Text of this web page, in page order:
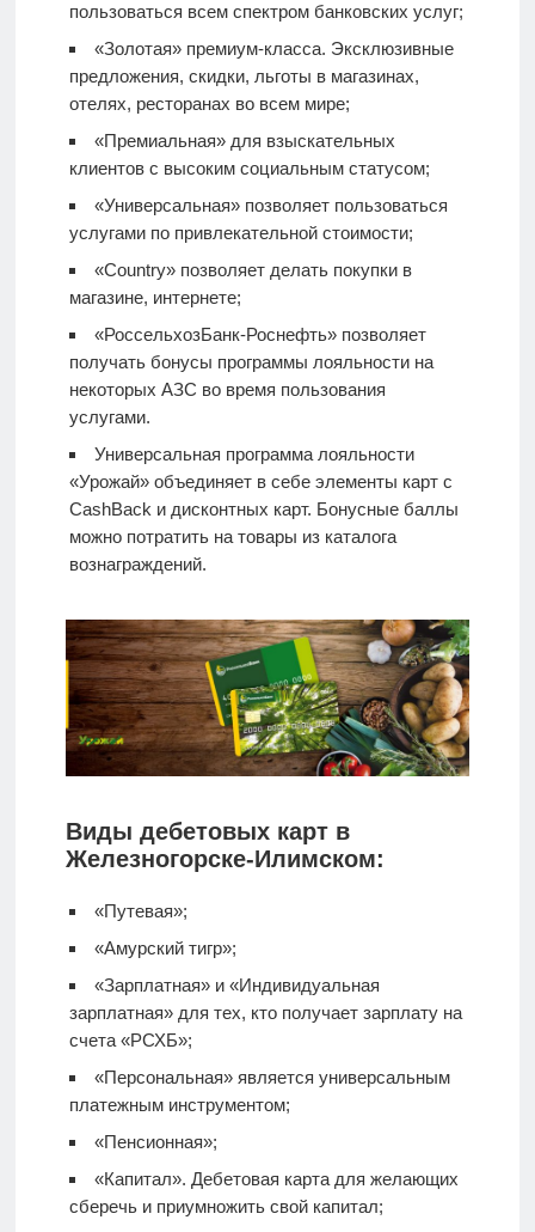
пользоваться всем спектром банковских услуг;
«Золотая» премиум-класса. Эксклюзивные
предложения, скидки, льготы в магазинах,
отелях, ресторанах во всем мире;
«Премиальная» для взыскательных
клиентов с высоким социальным статусом;
«Универсальная» позволяет пользоваться
услугами по привлекательной стоимости;
«Country» позволяет делать покупки в
магазине, интернете;
«РоссельхозБанк-Роснефть» позволяет
получать бонусы программы лояльности на
некоторых АЗС во время пользования
услугами.
Универсальная программа лояльности
«Урожай» объединяет в себе элементы карт с
CashBack и дисконтных карт. Бонусные баллы
можно потратить на товары из каталога
вознаграждений.
Виды дебетовых карт в
Железногорске-Илимском:
«Путевая»;
«Амурский тигр»;
«Зарплатная» и «Индивидуальная
зарплатная» для тех, кто получает зарплату на
счета «РСХБ»;
«Персональная» является универсальным
платежным инструментом;
«Пенсионная»;
«Капитал». Дебетовая картадля желающих
сберечь и приумножить свой капитал;